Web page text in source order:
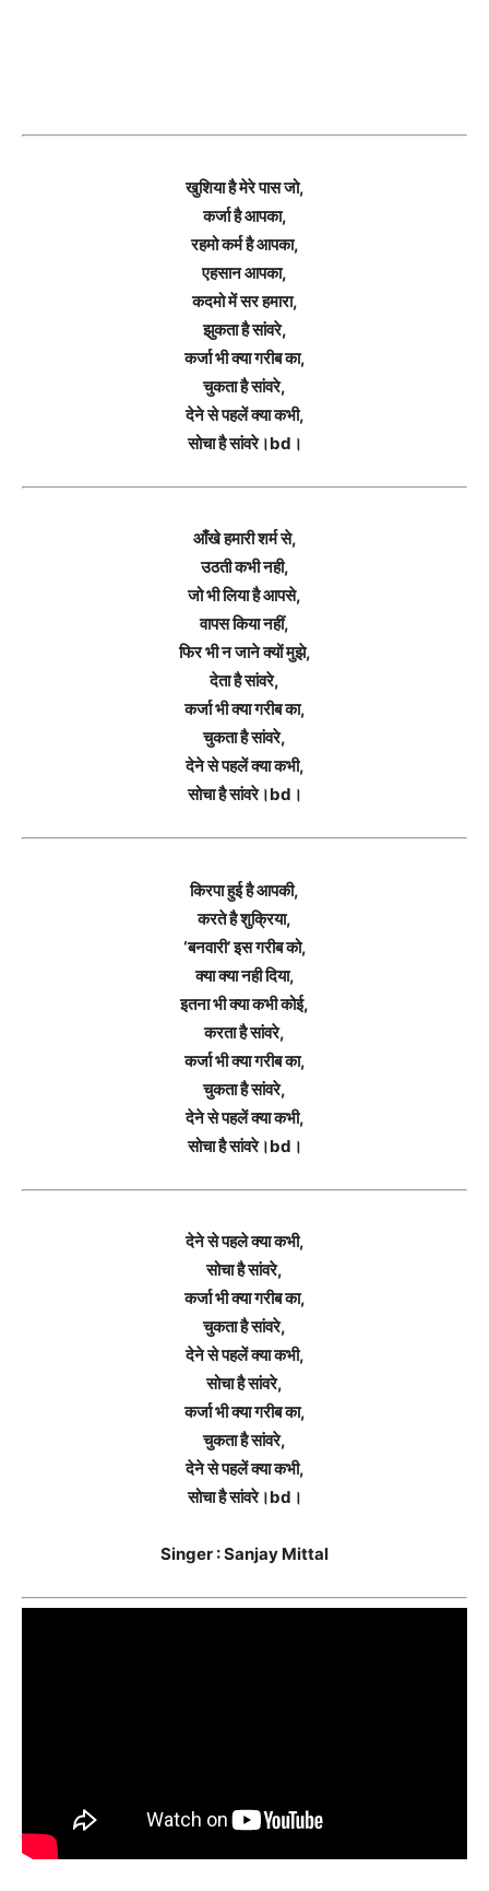
खुशिया है मेरे पास जो,
कर्जा है आपका,
रहमो कर्म है आपका,
एहसान आपका,
कदमो में सर हमारा,
झुकता है सांवरे,
कर्जा भी क्या गरीब का,
चुकता है सांवरे,
देने से पहलें क्या कभी,
सोचा है सांवरे।bd।
आँखे हमारी शर्म से,
उठती कभी नही,
जो भी लिया है आपसे,
वापस किया नहीं,
फिर भी न जाने क्यों मुझे,
देता है सांवरे,
कर्जा भी क्या गरीब का,
चुकता है सांवरे,
देने से पहलें क्या कभी,
सोचा है सांवरे।bd।
किरपा हुई है आपकी,
करते है शुक्रिया,
‘बनवारी’ इस गरीब को,
क्या क्या नही दिया,
इतना भी क्या कभी कोई,
करता है सांवरे,
कर्जा भी क्या गरीब का,
चुकता है सांवरे,
देने से पहलें क्या कभी,
सोचा है सांवरे।bd।
देने से पहले क्या कभी,
सोचा है सांवरे,
कर्जा भी क्या गरीब का,
चुकता है सांवरे,
देने से पहलें क्या कभी,
सोचा है सांवरे,
कर्जा भी क्या गरीब का,
चुकता है सांवरे,
देने से पहलें क्या कभी,
सोचा है सांवरे।bd।
Singer : Sanjay Mittal